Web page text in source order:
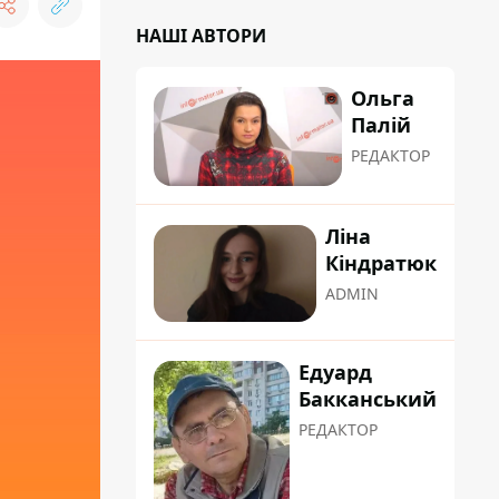
НАШІ АВТОРИ
Ольга
Палій
РЕДАКТОР
Ліна
Кіндратюк
ADMIN
Едуард
Бакканський
РЕДАКТОР